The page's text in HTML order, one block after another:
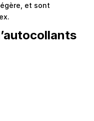
et sont